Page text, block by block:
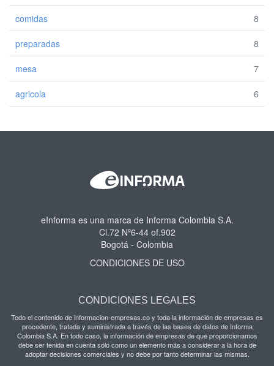
comidas 8
preparadas 8
mesa 7
agricola 6
eInforma es una marca de Informa Colombia S.A.
Cl.72 Nº6-44 of.902
Bogotá - Colombia
CONDICIONES DE USO
CONDICIONES LEGALES
Todo el contenido de informacion-empresas.co y toda la información de empresas es
procedente, tratada y suministrada a través de las bases de datos de Informa
Colombia S.A. En todo caso, la información de empresas de que proporcionamos
debe ser tenida en cuenta sólo como un elemento más a considerar a la hora de
adoptar decisiones comerciales y no debe por tanto determinar las mismas.